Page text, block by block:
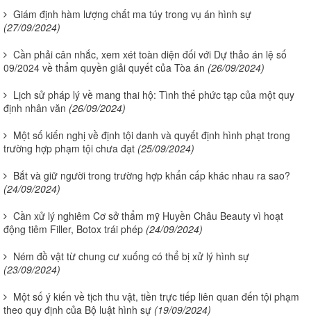
Giám định hàm lượng chất ma túy trong vụ án hình sự
(27/09/2024)
Cần phải cân nhắc, xem xét toàn diện đối với Dự thảo án lệ số
09/2024 về thẩm quyền giải quyết của Tòa án (26/09/2024)
Lịch sử pháp lý về mang thai hộ: Tình thế phức tạp của một quy
định nhân văn (26/09/2024)
Một số kiến nghị về định tội danh và quyết định hình phạt trong
trường hợp phạm tội chưa đạt (25/09/2024)
Bắt và giữ người trong trường hợp khẩn cấp khác nhau ra sao?
(24/09/2024)
Cần xử lý nghiêm Cơ sở thẩm mỹ Huyền Châu Beauty vì hoạt
động tiêm Filler, Botox trái phép (24/09/2024)
Ném đồ vật từ chung cư xuống có thể bị xử lý hình sự
(23/09/2024)
Một số ý kiến về tịch thu vật, tiền trực tiếp liên quan đến tội phạm
theo quy định của Bộ luật hình sự (19/09/2024)